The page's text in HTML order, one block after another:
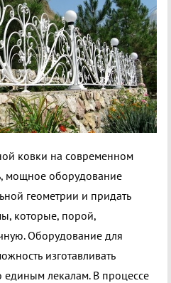
ковки на современном
мощное оборудование
геометрии и придать
которые, порой,
Оборудование для
изготавливать
лекалам. В процессе